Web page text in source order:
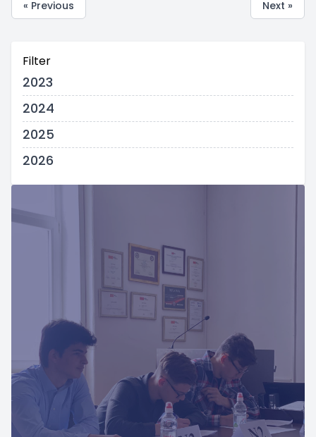
« Previous Next »
Filter
2023
2024
2025
2026